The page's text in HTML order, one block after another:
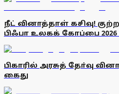
நீட் வினாத்தாள் கசிவு!
பிஃபா உலகக் கோப்பை
பிகாரில் அரசுத் தோ்வு
கைது